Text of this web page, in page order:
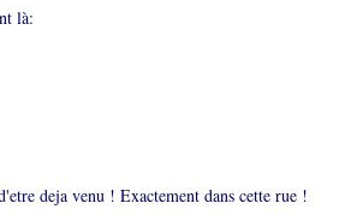
là:
deja venu ! Exactement dans cette rue !